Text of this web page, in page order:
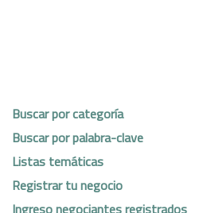
Buscar por categoría
Buscar por palabra-clave
Listas temáticas
Registrar tu negocio
Ingreso negociantes registrados